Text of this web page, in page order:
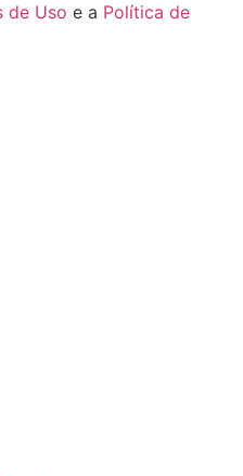
de Uso e a Política de